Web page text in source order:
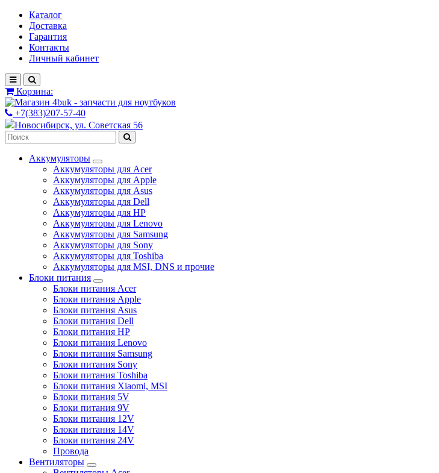
Каталог
Доставка
Гарантия
Контакты
Личный кабинет
Корзина:
+7(383)207-57-40
Новосибирск, ул. Советская 56
Аккумуляторы
Аккумуляторы для Acer
Аккумуляторы для Apple
Аккумуляторы для Asus
Аккумуляторы для Dell
Аккумуляторы для HP
Аккумуляторы для Lenovo
Аккумуляторы для Samsung
Аккумуляторы для Sony
Аккумуляторы для Toshiba
Аккумуляторы для MSI, DNS и прочие
Блоки питания
Блоки питания Acer
Блоки питания Apple
Блоки питания Asus
Блоки питания Dell
Блоки питания HP
Блоки питания Lenovo
Блоки питания Samsung
Блоки питания Sony
Блоки питания Toshiba
Блоки питания Xiaomi, MSI
Блоки питания 5V
Блоки питания 9V
Блоки питания 12V
Блоки питания 14V
Блоки питания 24V
Провода
Вентиляторы